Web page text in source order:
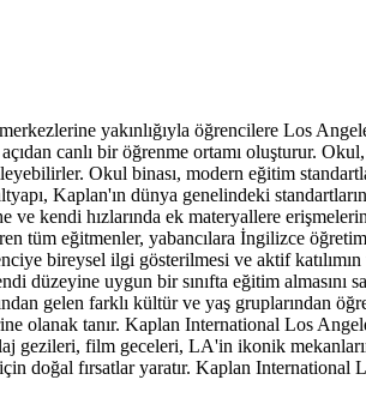
yakınlığıyla öğrencilere Los
canlı bir öğrenme ortamı oluşturur. Okul,
Okul binası, modern eğitim
Kaplan'ın dünya genelindeki
kendi hızlarında ek materyallere
tüm eğitmenler, yabancılara İngilizce
bireysel ilgi gösterilmesi ve aktif
uygun bir sınıfta eğitim almasını
gelen farklı kültür ve yaş gruplarından
olanak tanır. Kaplan International Los
gezileri, film geceleri, LA'in ikonik
doğal fırsatlar yaratır. Kaplan